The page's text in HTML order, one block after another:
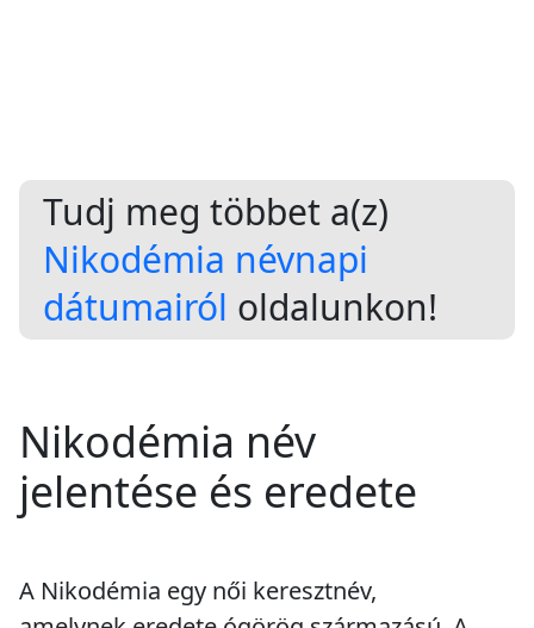
Tudj meg többet a(z)
Nikodémia névnapi
dátumairól oldalunkon!
Nikodémia név
jelentése és eredete
A Nikodémia egy női keresztnév,